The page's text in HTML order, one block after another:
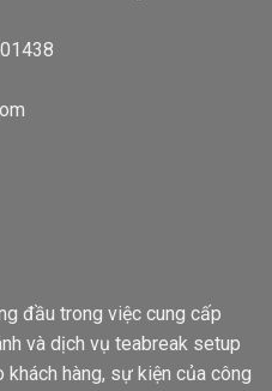
đầu trong việc cung cấp
và dịch vụ teabreak setup
hàng, sự kiện của công